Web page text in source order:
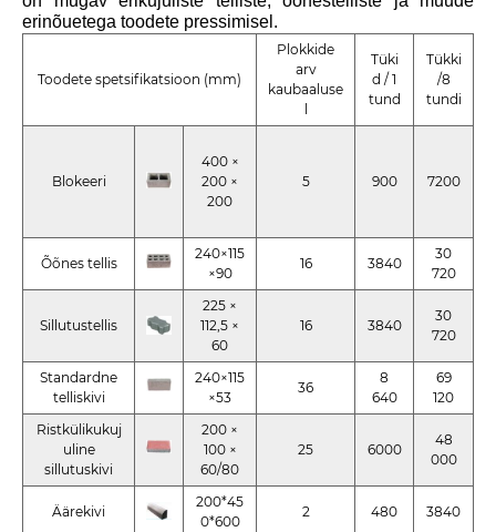
erinõuetega toodete pressimisel.
Toodete spetsifikatsioon (mm)
Plokkide
arv
kaubaaluse
Tüki
d / 1
tund
Tükki
/8
tundi
Blokeeri
400 ×
200 ×
200
5 900 7200
Õõnes tellis
240×115
×90
16 3840
30
720
Sillutustellis
225 ×
112,5 ×
60
16 3840
30
720
Standardne
telliskivi
240×115
×53
36
8
640
69
120
Ristkülikukuj
uline
sillutuskivi
200 ×
100 ×
60/80
25 6000
48
000
Äärekivi
200*45
0*600
2 480 3840